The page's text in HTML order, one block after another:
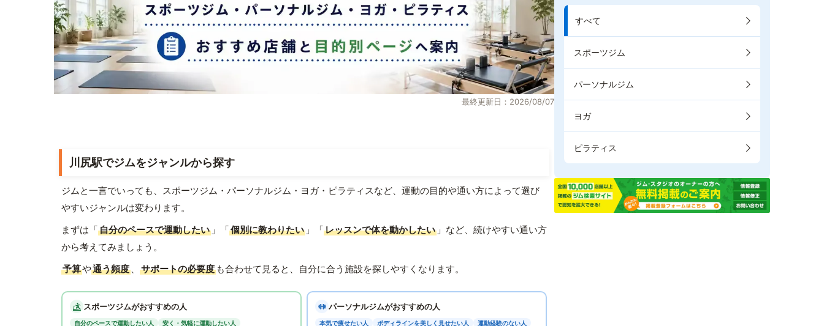
最終更新日：2026/08/07
川尻駅でジムをジャンルから探す
ジムと一言でいっても、スポーツジム・パーソナルジム・ヨガ・ピラティスなど、運動の目的や通い方によって選び
やすいジャンルは変わります。
まずは「自分のペースで運動したい 」「個別に教わりたい 」「レッスンで体を動かしたい 」など、続けやすい通い方
から考えてみましょう。
予算や通う頻度 、 サポートの必要度 も合わせて見ると、自分に合う施設を探しやすくなります。
スポーツジムがおすすめの人
自分のペースで運動したい人
安く・気軽に運動したい人
パーソナルジムがおすすめの人
本気で痩せたい人 ボディラインを美しく見せたい人 運動経験のない人
すべて
スポーツジム
パーソナルジム
ヨガ
ピラティス